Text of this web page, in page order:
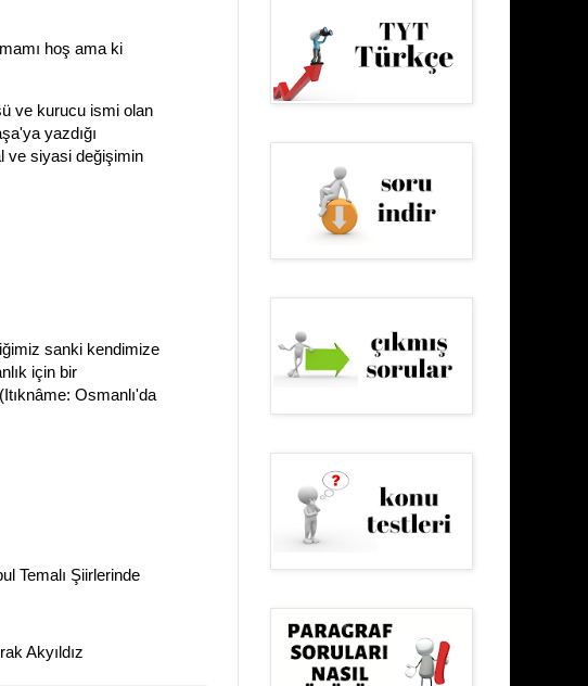
hoş ama ki
ve kurucu ismi olan
yazdığı
ve siyasi değişimin
sanki kendimize
için bir
Osmanlı'da
Temalı Şiirlerinde
Akyıldız